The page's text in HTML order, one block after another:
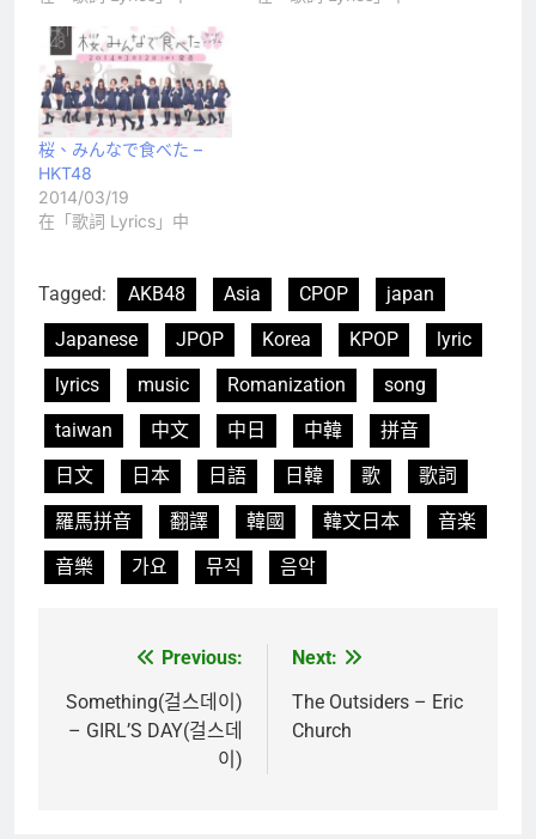
桜、みんなで食べた –
HKT48
2014/03/19
在「歌詞 Lyrics」中
Tagged: AKB48 Asia CPOP
japan
Japanese
JPOP Korea KPOP
lyric
lyrics
music Romanization
song
taiwan
中文 中日 中韓
拼音
日文
日本 日語 日韓 歌
歌詞
羅馬拼音
翻譯 韓國 韓文日本
音楽
音樂
가요 뮤직 음악
章
Previous:
Something(걸스데이)
– GIRL’S DAY(걸스데
이)
Next:
The Outsiders – Eric
Church